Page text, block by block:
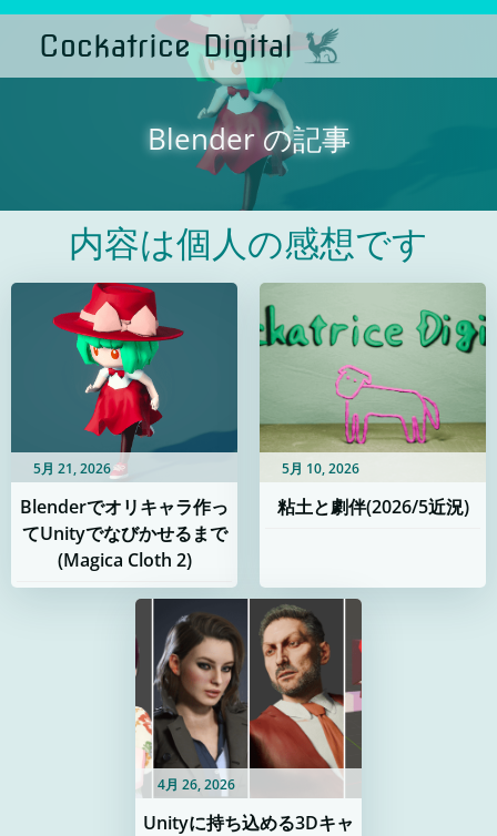
ン
テ
ン
ツ
へ
ス
キ
ッ
プ
Cockatrice Digital
Blender の記事
内容は個人の感想です
5月 21, 2026
Blenderでオリキャラ作っ
てUnityでなびかせるまで
(Magica Cloth 2)
5月 10, 2026
粘土と劇伴(2026/5近況)
4月 26, 2026
Unityに持ち込める3Dキャ